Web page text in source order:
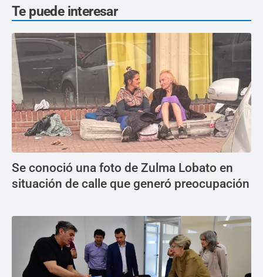
Te puede interesar
Se conoció una foto de Zulma Lobato en
situación de calle que generó preocupación